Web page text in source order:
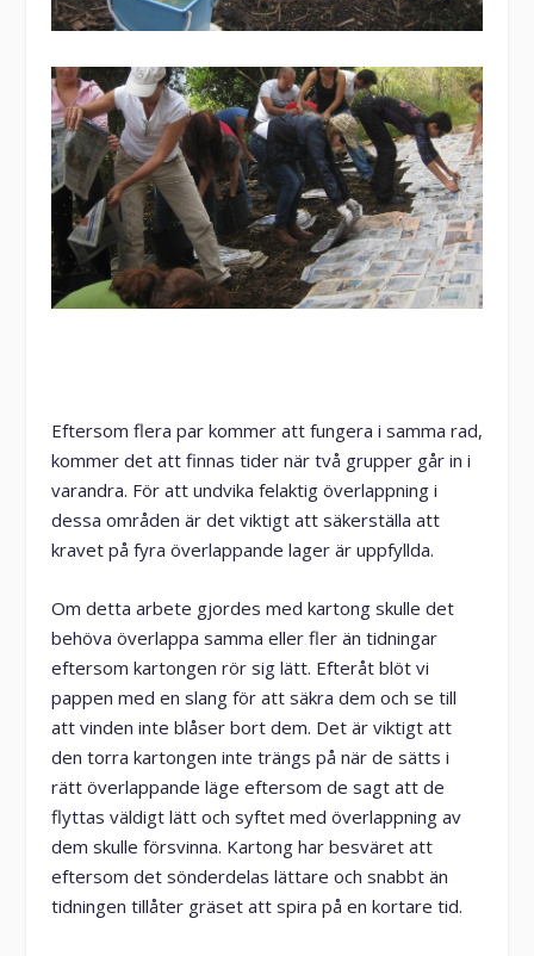
Eftersom flera par kommer att fungera i samma rad,
kommer det att finnas tider när två grupper går in i
varandra. För att undvika felaktig överlappning i
dessa områden är det viktigt att säkerställa att
kravet på fyra överlappande lager är uppfyllda.
Om detta arbete gjordes med kartong skulle det
behöva överlappa samma eller fler än tidningar
eftersom kartongen rör sig lätt. Efteråt blöt vi
pappen med en slang för att säkra dem och se till
att vinden inte blåser bort dem. Det är viktigt att
den torra kartongen inte trängs på när de sätts i
rätt överlappande läge eftersom de sagt att de
flyttas väldigt lätt och syftet med överlappning av
dem skulle försvinna. Kartong har besväret att
eftersom det sönderdelas lättare och snabbt än
tidningen tillåter gräset att spira på en kortare tid.